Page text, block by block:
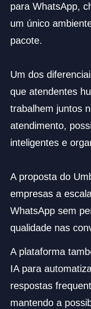
para WhatsApp,
um único
pacote.
Um dos
que atendentes
trabalhem juntos
atendimento,
inteligentes e
A proposta do
empresas a
WhatsApp sem
qualidade nas
A plataforma
IA para
respostas
mantendo a